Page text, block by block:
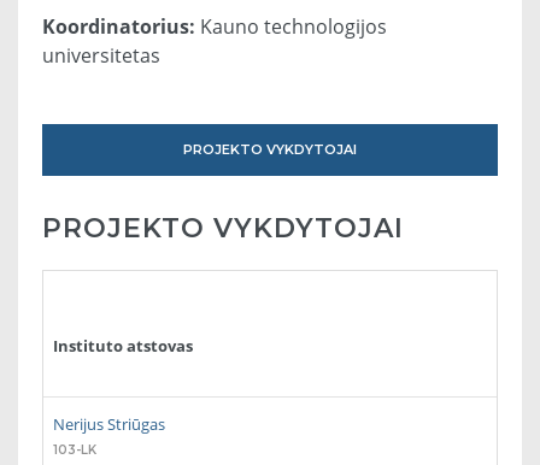
Koordinatorius: Kauno technologijos
universitetas
PROJEKTO VYKDYTOJAI
PROJEKTO VYKDYTOJAI
Instituto atstovas
Nerijus Striūgas
103-LK